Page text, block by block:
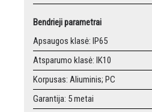
Bendrieji parametrai
Apsaugos klasė: IP65
Atsparumo klasė: IK10
Korpusas: Aliuminis; PC
Garantija: 5 metai